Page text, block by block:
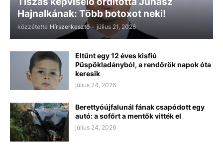
Hajnalkának: Több botoxot neki!
közzétette Hírszerkesztő - július 21, 2026
Eltűnt egy 12 éves kisfiú
Püspökladányból, a rendőrök napok óta
keresik
július 24, 2026
Berettyóújfalunál fának csapódott egy
autó: a sofőrt a mentők vitték el
július 24, 2026